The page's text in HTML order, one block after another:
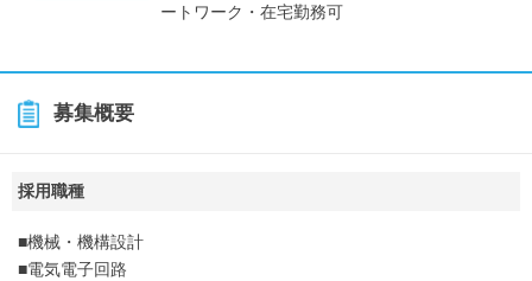
ートワーク・在宅勤務可
募集概要
採用職種
■機械・機構設計
■電気電子回路